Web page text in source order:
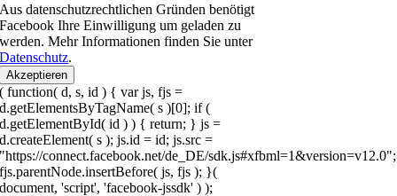
Aus datenschutzrechtlichen Gründen benötigt
Facebook Ihre Einwilligung um geladen zu
werden. Mehr Informationen finden Sie unter
Datenschutz.
Akzeptieren
( function( d, s, id ) { var js, fjs =
d.getElementsByTagName( s )[0]; if (
d.getElementById( id ) ) { return; } js =
d.createElement( s ); js.id = id; js.src =
"https://connect.facebook.net/de_DE/sdk.js#xfbml=1&version=v12.0";
fjs.parentNode.insertBefore( js, fjs ); }(
document, 'script', 'facebook-jssdk' ) );